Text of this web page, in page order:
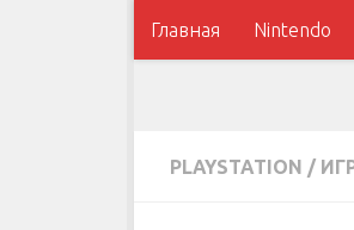
Главная Nintendo
PLAYSTATION /